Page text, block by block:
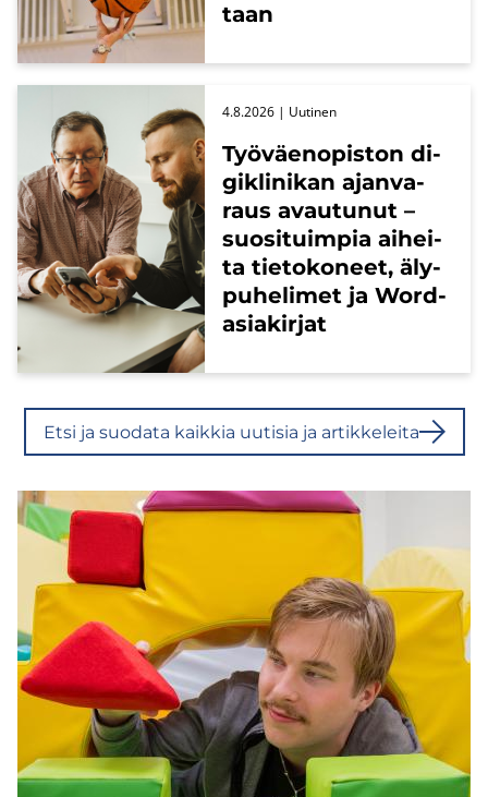
taan
Työ­väen­opis­ton di­
gikli­ni­kan ajan­va­
raus avau­tu­nut –
suo­si­tuim­pia ai­hei­
ta tie­to­ko­neet, äly­
pu­he­li­met ja Word-​
asiakirjat
4.8.2026 | Uu­ti­nen
Etsi ja suo­da­ta kaik­kia uu­ti­sia ja ar­tik­ke­lei­ta